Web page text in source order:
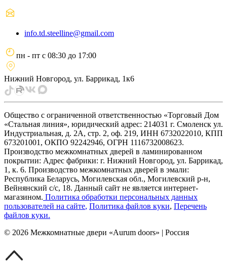
info.td.steelline@gmail.com
пн - пт с 08:30 до 17:00
Нижний Новгород, ул. Баррикад, 1к6
Общество с ограниченной ответственностью «Торговый Дом
«Стальная линия», юридический адрес: 214031 г. Смоленск ул.
Индустриальная, д. 2А, стр. 2, оф. 219, ИНН 6732022010, КПП
673201001, ОКПО 92242946, ОГРН 1116732008623.
Производство межкомнатных дверей в ламинированном
покрытии: Адрес фабрики: г. Нижний Новгород, ул. Баррикад,
1, к. 6. Производство межкомнатных дверей в эмали:
Республика Беларусь, Могилевская обл., Могилевский р-н,
Вейнянский с/с, 18. Данный сайт не является интернет-
магазином. Политика обработки персональных данных
пользователей на сайте, Политика файлов куки, Перечень
файлов куки.
© 2026 Межкомнатные двери «Aurum doors» | Россия